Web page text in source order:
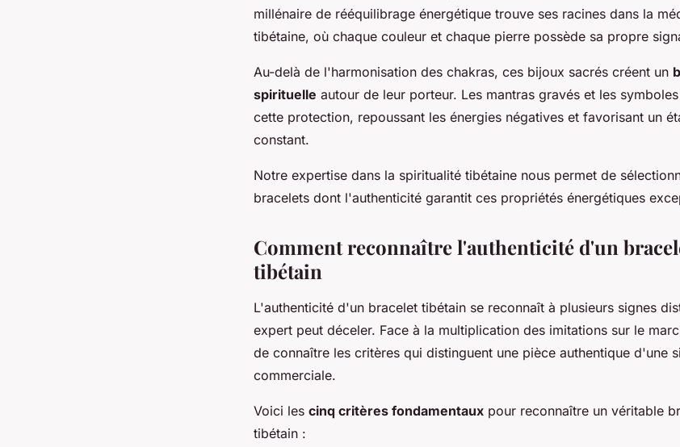
millénaire de rééquilibrage énergétique trouve ses racines dans la
tibétaine, où chaque couleur et chaque pierre possède sa propre
Au-delà de l'harmonisation des chakras, ces bijoux sacrés créent un
spirituelle autour de leur porteur. Les mantras gravés et les
cette protection, repoussant les énergies négatives et favorisant un
constant.
Notre expertise dans la spiritualité tibétaine nous permet de
bracelets dont l'authenticité garantit ces propriétés énergétiques
Comment reconnaître l'authenticité d'un
tibétain
L'authenticité d'un bracelet tibétain se reconnaît à plusieurs signes
expert peut déceler. Face à la multiplication des imitations sur le
de connaître les critères qui distinguent une pièce authentique d'une
commerciale.
Voici les cinq critères fondamentaux pour reconnaître un véritable
tibétain :